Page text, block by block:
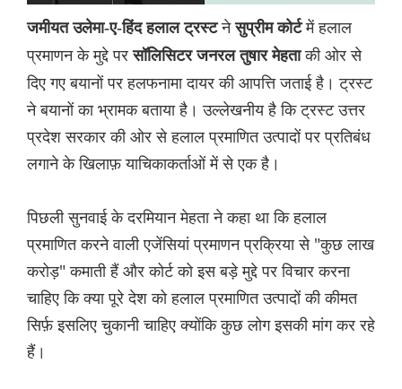
जमीयत उलेमा-ए-हिंद हलाल ट्रस्टनेसुप्रीम कोर्टमें हलाल
प्रमाणन के मुद्दे परसॉलिसिटर जनरल तुषार मेहताकी ओर से
‌‌दिए गए बयानों पर हलफनामा दायर की आपत्ति जताई है। ट्रस्ट
ने बयानों का भ्रामक बताया है। उल्लेखनीय है कि ट्रस्ट उत्तर
प्रदेश सरकार की ओर से हलाल प्रमाणित उत्पादों पर प्रतिबंध
लगाने के खिलाफ़ याचिकाकर्ताओं में से एक है।
पिछली सुनवाई के दरमियान मेहता ने कहा था कि हलाल
प्रमाणित करने वाली एजेंसियां ​​प्रमाणन प्रक्रिया से "कुछ लाख
करोड़" कमाती हैं और कोर्ट को इस बड़े मुद्दे पर विचार करना
चाहिए कि क्या पूरे देश को हलाल प्रमाणित उत्पादों की कीमत
सिर्फ़ इसलिए चुकानी चाहिए क्योंकि कुछ लोग इसकी मांग कर रहे
हैं।